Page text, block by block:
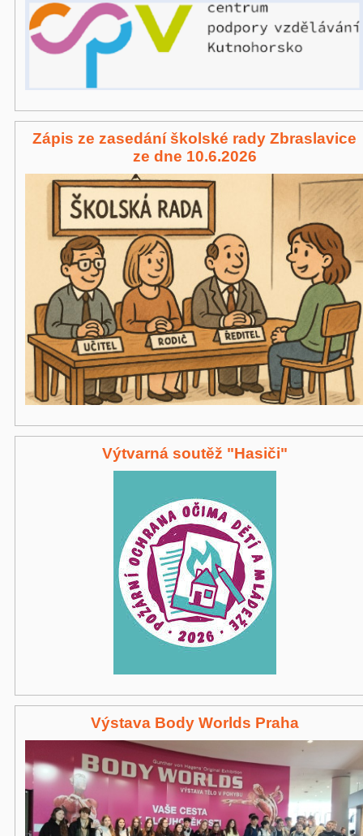
Zápis ze zasedání školské rady Zbraslavice
ze dne 10.6.2026
Výtvarná soutěž "Hasiči"
Výstava Body Worlds Praha